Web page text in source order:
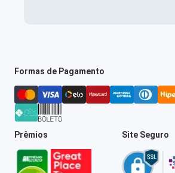
Formas de Pagamento
Prêmios Site Seguro